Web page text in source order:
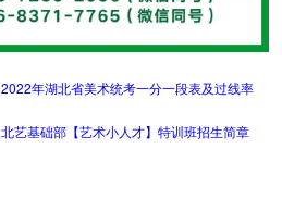
2022年湖北省美术统考一分一段表及过线率
北艺基础部【艺术小人才】特训班招生简章